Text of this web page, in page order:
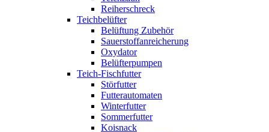
Reiherschreck
Teichbelüfter
Belüftung Zubehör
Sauerstoffanreicherung
Oxydator
Belüfterpumpen
Teich-Fischfutter
Störfutter
Futterautomaten
Winterfutter
Sommerfutter
Koisnack